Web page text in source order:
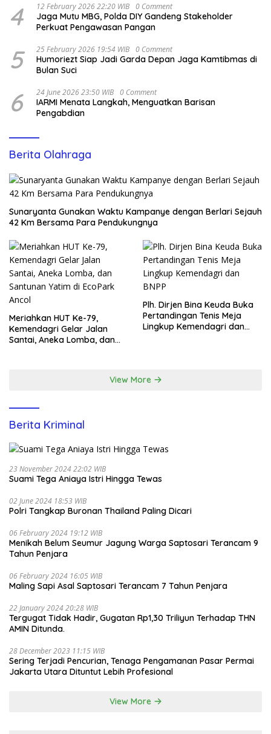
4 12 February 2026 22:20 WIB 0 Comment
Jaga Mutu MBG, Polda DIY Gandeng Stakeholder
Perkuat Pengawasan Pangan
5 25 February 2026 19:54 WIB 0 Comment
Humoriezt Siap Jadi Garda Depan Jaga Kamtibmas di
Bulan Suci
6 24 June 2026 23:50 WIB 0 Comment
IARMI Menata Langkah, Menguatkan Barisan
Pengabdian
Berita Olahraga
Sunaryanta Gunakan Waktu Kampanye dengan Berlari Sejauh
42 Km Bersama Para Pendukungnya
Meriahkan HUT Ke-79,
Kemendagri Gelar Jalan
Santai, Aneka Lomba, dan
Plh. Dirjen Bina Keuda Buka
Pertandingan Tenis Meja
Lingkup Kemendagri dan
View More
Berita Kriminal
23 November 2024 22:02 WIB
Suami Tega Aniaya Istri Hingga Tewas
02 June 2024 18:53 WIB
Polri Tangkap Buronan Thailand Paling Dicari
06 February 2024 19:12 WIB
Menikah Belum Seumur Jagung Warga Saptosari Terancam 9
Tahun Penjara
06 February 2024 16:05 WIB
Maling Sapi Asal Saptosari Terancam 7 Tahun Penjara
22 January 2024 20:28 WIB
Tergugat Tidak Hadir, Gugatan Rp1,30 Triliyun Terhadap THN
AMIN Ditunda.
28 December 2023 11:15 WIB
Sering Terjadi Pencurian, Tenaga Pengamanan Pasar Permai
Jakarta Utara Dituntut Lebih Profesional
View More